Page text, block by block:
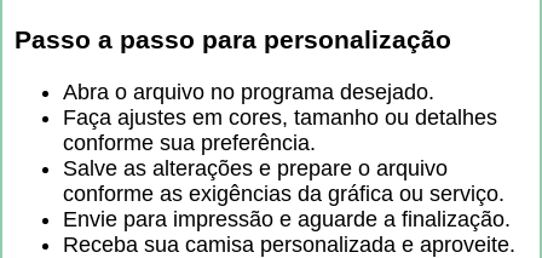
Passo a passo para personalização
Abra o arquivo no programa desejado.
Faça ajustes em cores, tamanho ou detalhes
conforme sua preferência.
Salve as alterações e prepare o arquivo
conforme as exigências da gráfica ou serviço.
Envie para impressão e aguarde a finalização.
Receba sua camisa personalizada e aproveite.